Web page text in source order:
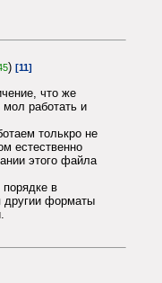
) [11]
что же
работать и
толькро не
естественно
этого файла
порядке в
другии форматы